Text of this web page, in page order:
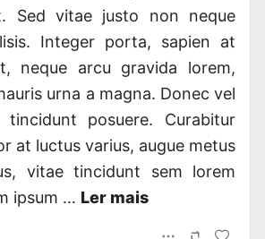
Sed vitae justo non neque
Integer porta, sapien at
neque arcu gravida lorem,
urna a magna. Donec vel
posuere. Curabitur
at luctus varius, augue metus
vitae tincidunt sem lorem
ipsum … Ler mais